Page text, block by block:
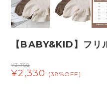
【BABY&KID】フリ
¥3,758
¥2,330 (38%OFF)